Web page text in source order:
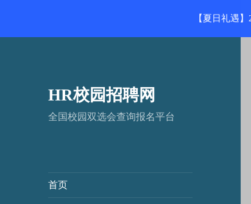
HR校园招聘网
全国校园双选会查询报名平台
首页
【夏日礼遇